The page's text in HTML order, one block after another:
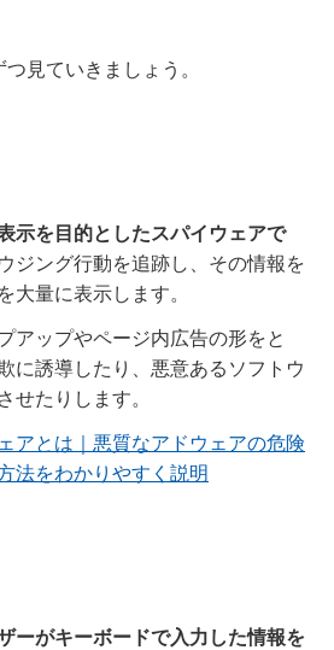
見ていきましょう。
示を目的としたスパイウェアで
ジング行動を追跡し、その情報を
大量に表示します。
アップやページ内広告の形をと
に誘導したり、悪意あるソフトウ
せたりします。
アとは｜悪質なアドウェアの危険
法をわかりやすく説明
ーがキーボードで入力した情報を